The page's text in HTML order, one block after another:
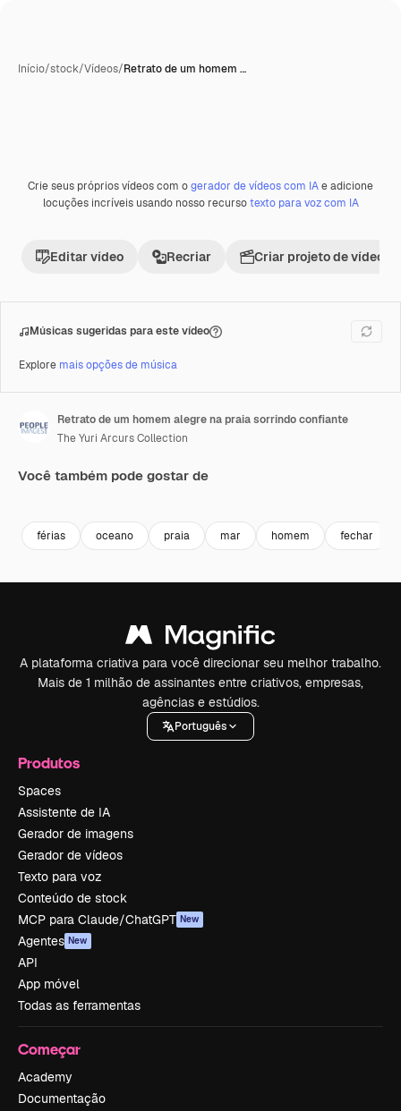
Início/stock/Vídeos/Retrato de um homem …
Premium
Crie seus próprios vídeos com ogerador de vídeos com IAe adicione
locuções incríveis usando nosso recursotexto para voz com IA
Editar vídeo Recriar Criar projeto de vídeo
Músicas sugeridas para este vídeo
Explore mais opções de música
Retrato de um homem alegre na praia sorrindo confiante
The Yuri Arcurs Collection
Você também pode gostar de
férias oceano praia mar homem fechar
A plataforma criativa para você direcionar seu melhor trabalho.
Mais de 1 milhão de assinantes entre criativos, empresas,
agências e estúdios.
Português
Produtos
Spaces
Assistente de IA
Gerador de imagens
Gerador de vídeos
Texto para voz
Conteúdo de stock
MCP para Claude/ChatGPT New
Agentes New
API
App móvel
Todas as ferramentas
Começar
Academy
Documentação